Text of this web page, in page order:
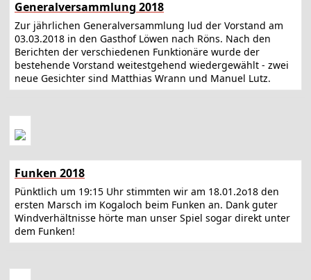
Generalversammlung 2018
Zur jährlichen Generalversammlung lud der Vorstand am
03.03.2018 in den Gasthof Löwen nach Röns. Nach den
Berichten der verschiedenen Funktionäre wurde der
bestehende Vorstand weitestgehend wiedergewählt - zwei
neue Gesichter sind Matthias Wrann und Manuel Lutz.
Funken 2018
Pünktlich um 19:15 Uhr stimmten wir am 18.01.2o18 den
ersten Marsch im Kogaloch beim Funken an. Dank guter
Windverhältnisse hörte man unser Spiel sogar direkt unter
dem Funken!